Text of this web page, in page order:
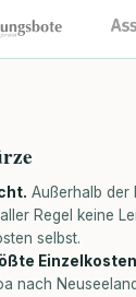
Außerhalb der
Regel keine
selbst.
nach